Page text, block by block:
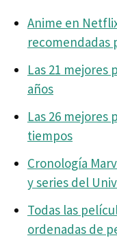
Anime en
recomendadas
Las 21 mejores
años
Las 26 mejores
tiempos
Cronología
y series del
Todas las
ordenadas de